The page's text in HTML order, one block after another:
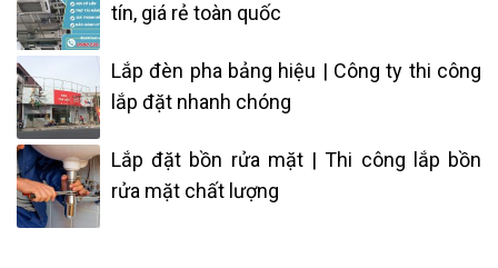
tín, giá rẻ toàn quốc
Lắp đèn pha bảng hiệu | Công ty thi công
lắp đặt nhanh chóng
Lắp đặt bồn rửa mặt | Thi công lắp bồn
rửa mặt chất lượng